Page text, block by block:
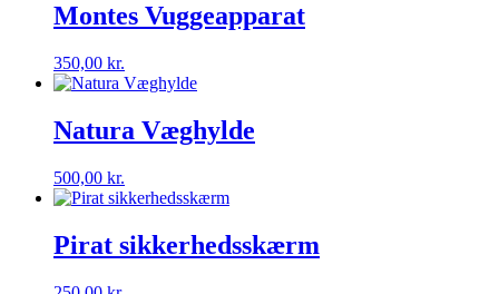
Montes Vuggeapparat
350,00 kr.
Natura Væghylde
500,00 kr.
Pirat sikkerhedsskærm